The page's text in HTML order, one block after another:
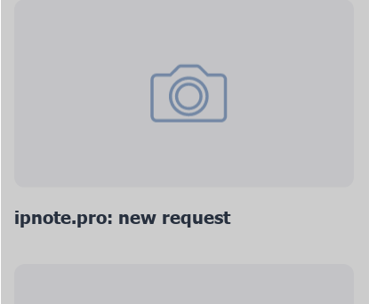
ipnote.pro: new request